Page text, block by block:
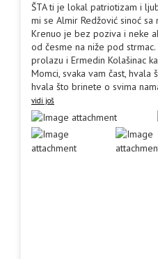
ŠTA ti je lokal patriotizam i
mi se Almir Redžović sinoć
Krenuo je bez poziva i neke
od česme na niže pod
prolazu i Ermedin Kolašinac
Momci, svaka vam čast,
hvala što brinete o svima
vidi još